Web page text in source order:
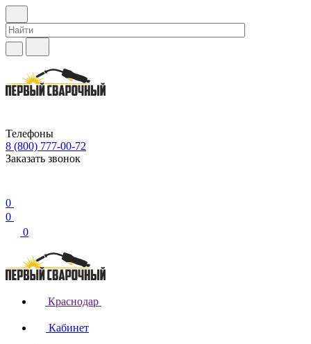
Телефоны
8 (800) 777-00-72
Заказать звонок
0
0
0
Краснодар
Кабинет